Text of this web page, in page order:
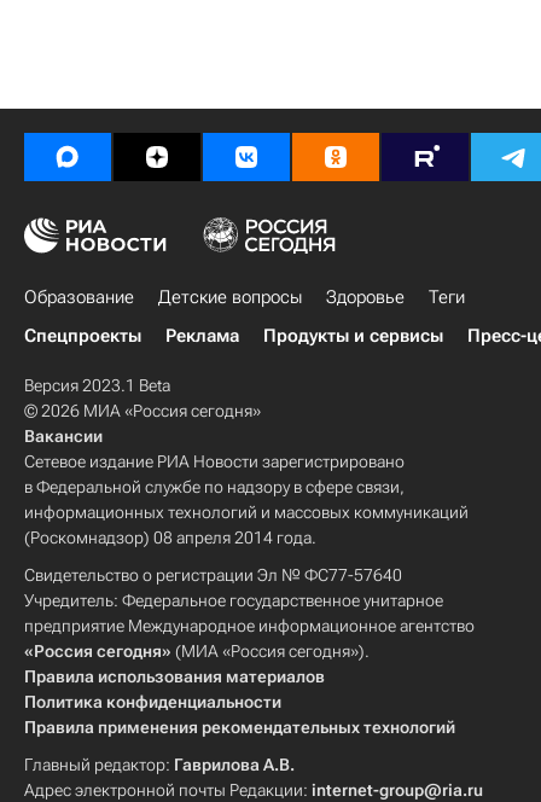
Образование Детские вопросы Здоровье
Теги
Спецпроекты
Реклама Продукты и сервисы Пресс-
Версия 2023.1 Beta
© 2026 МИА «Россия сегодня»
Вакансии
Сетевое издание РИА Новости зарегистрировано
в Федеральной службе по надзору в сфере связи,
информационных технологий и массовых коммуникаций
(Роскомнадзор) 08 апреля 2014 года.
Свидетельство о регистрации Эл № ФС77-57640
Учредитель: Федеральное государственное унитарное
предприятие Международное информационное агентство
«Россия сегодня» (МИА «Россия сегодня»).
Правила использования материалов
Политика конфиденциальности
Правила применения рекомендательных технологий
Главный редактор: Гаврилова А.В.
Адрес электронной почты Редакции: internet-group@ria.ru